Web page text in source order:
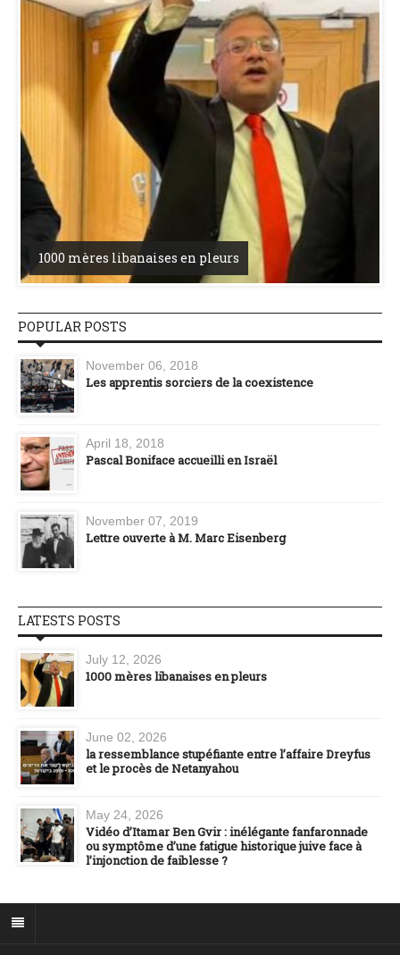
1000 mères libanaises en pleurs
POPULAR POSTS
November 06, 2018
Les apprentis sorciers de la coexistence
April 18, 2018
Pascal Boniface accueilli en Israël
November 07, 2019
Lettre ouverte à M. Marc Eisenberg
LATESTS POSTS
July 12, 2026
1000 mères libanaises en pleurs
June 02, 2026
la ressemblance stupéfiante entre l’affaire Dreyfus
et le procès de Netanyahou
May 24, 2026
Vidéo d’Itamar Ben Gvir : inélégante fanfaronnade
ou symptôme d’une fatigue historique juive face à
l’injonction de faiblesse ?